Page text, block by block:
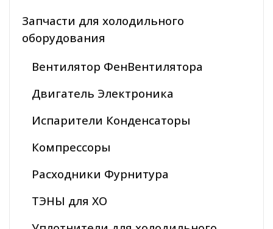
Запчасти для холодильного
оборудования
Вентилятор ФенВентилятора
Двигатель Электроника
Испарители Конденсаторы
Компрессоры
Расходники Фурнитура
ТЭНЫ для ХО